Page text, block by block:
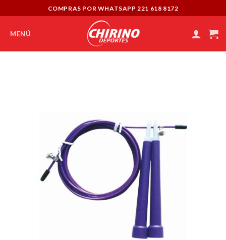
to
content
COMPRAS POR WHATSAPP 221 618 8172
MENÚ